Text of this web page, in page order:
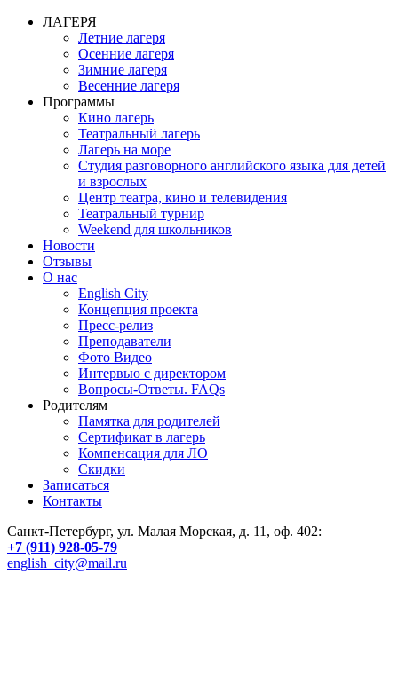
ЛАГЕРЯ
Летние лагеря
Осенние лагеря
Зимние лагеря
Весенние лагеря
Программы
Кино лагерь
Театральный лагерь
Лагерь на море
Студия разговорного английского языка для детей
и взрослых
Центр театра, кино и телевидения
Театральный турнир
Weekend для школьников
Новости
Отзывы
О нас
English City
Концепция проекта
Пресс-релиз
Преподаватели
Фото Видео
Интервью с директором
Вопросы-Ответы. FAQs
Родителям
Памятка для родителей
Сертификат в лагерь
Компенсация для ЛО
Скидки
Записаться
Контакты
Санкт-Петербург, ул. Малая Морская, д. 11, оф. 402:
+7 (911) 928-05-79
english_city@mail.ru